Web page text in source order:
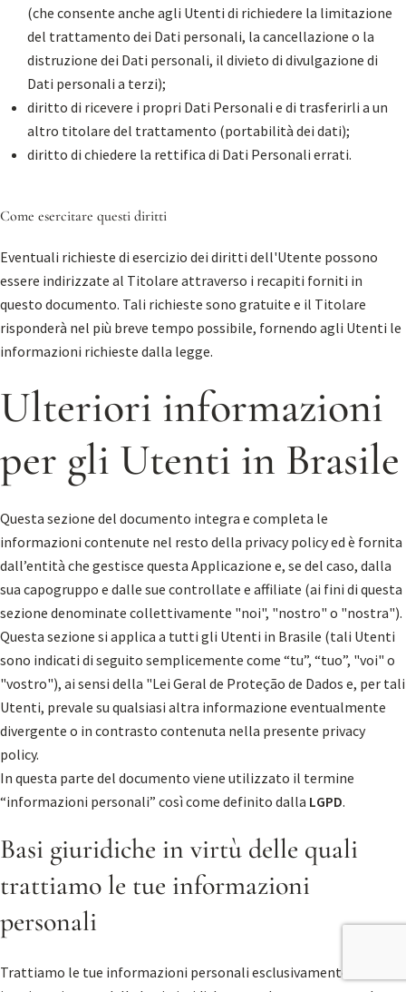
(che consente anche agli Utenti di richiedere la limitazione
del trattamento dei Dati personali, la cancellazione o la
distruzione dei Dati personali, il divieto di divulgazione di
Dati personali a terzi);
diritto di ricevere i propri Dati Personali e di trasferirli a un
altro titolare del trattamento (portabilità dei dati);
diritto di chiedere la rettifica di Dati Personali errati.
Come esercitare questi diritti
Eventuali richieste di esercizio dei diritti dell'Utente possono
essere indirizzate al Titolare attraverso i recapiti forniti in
questo documento. Tali richieste sono gratuite e il Titolare
risponderà nel più breve tempo possibile, fornendo agli Utenti le
informazioni richieste dalla legge.
Ulteriori informazioni
per gli Utenti in Brasile
Questa sezione del documento integra e completa le
informazioni contenute nel resto della privacy policy ed è fornita
dall’entità che gestisce questa Applicazione e, se del caso, dalla
sua capogruppo e dalle sue controllate e affiliate (ai fini di questa
sezione denominate collettivamente "noi", "nostro" o "nostra").
Questa sezione si applica a tutti gli Utenti in Brasile (tali Utenti
sono indicati di seguito semplicemente come “tu”, “tuo”, "voi" o
"vostro"), ai sensi della "Lei Geral de Proteção de Dados e, per tali
Utenti, prevale su qualsiasi altra informazione eventualmente
divergente o in contrasto contenuta nella presente privacy
policy.
In questa parte del documento viene utilizzato il termine
“informazioni personali” così come definito dalla LGPD.
Basi giuridiche in virtù delle quali
trattiamo le tue informazioni
personali
Trattiamo le tue informazioni personali esclusivamente nel caso